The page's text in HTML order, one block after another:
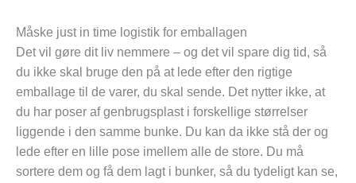
Måske just in time logistik for emballagen
Det vil gøre dit liv nemmere – og det vil spare dig tid, så
du ikke skal bruge den på at lede efter den rigtige
emballage til de varer, du skal sende. Det nytter ikke, at
du har poser af genbrugsplast i forskellige størrelser
liggende i den samme bunke. Du kan da ikke stå der og
lede efter en lille pose imellem alle de store. Du må
sortere dem og få dem lagt i bunker, så du tydeligt kan se,